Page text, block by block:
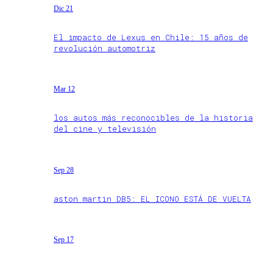
Dic 21
El impacto de Lexus en Chile: 15 años de
revolución automotriz
Mar 12
los autos más reconocibles de la historia
del cine y televisión
Sep 28
aston martin DB5: EL ICONO ESTÁ DE VUELTA
Sep 17